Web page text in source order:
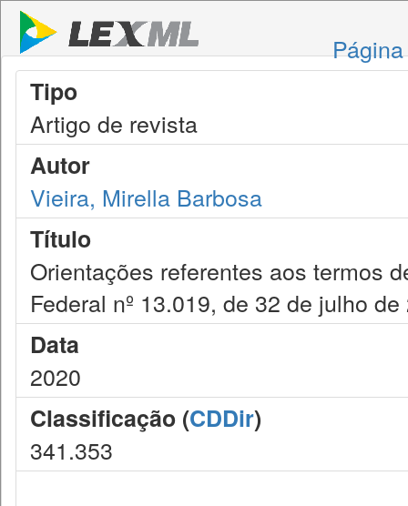
Tipo
Artigo de revista
Autor
Vieira, Mirella Barbosa
Título
Orientações referentes aos termos
Federal nº 13.019, de 32 de julho de
Data
2020
Classificação (CDDir)
341.353